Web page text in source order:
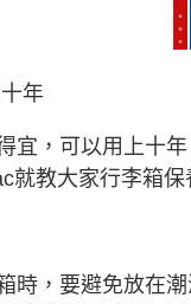
年
宜，可以用上十
就教大家行李箱保
時，要避免放在